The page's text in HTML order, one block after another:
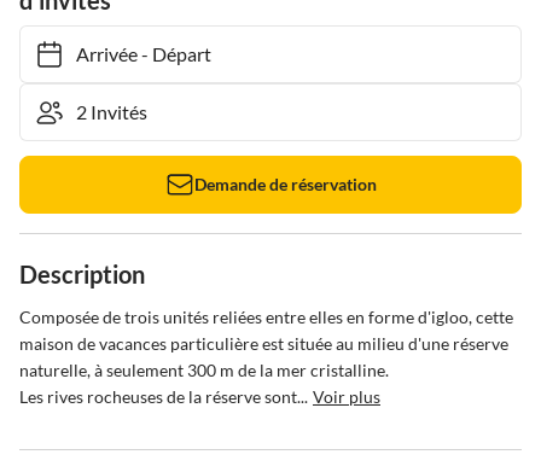
Arrivée- Départ
Demande de réservation
Description
Composée de trois unités reliées entre elles en forme d'igloo, cette
maison de vacances particulière est située au milieu d'une réserve
naturelle, à seulement 300 m de la mer cristalline.
Les rives rocheuses de la réserve sont... Voir plus